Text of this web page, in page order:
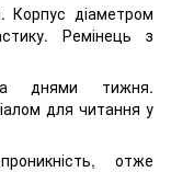
Корпус діаметром
Ремінець з
днями тижня.
для читання у
отже